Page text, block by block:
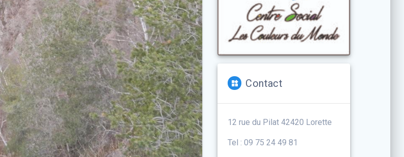
Contact
12 rue du Pilat 42420 Lorette
Tel : 09 75 24 49 81